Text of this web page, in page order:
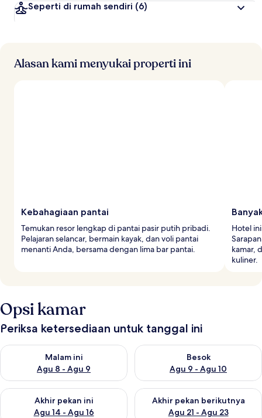
Seperti di rumah sendiri (6)
Alasan kami menyukai properti ini
Kebahagiaan pantai
Temukan resor lengkap di pantai pasir putih pribadi.
Pelajaran selancar, bermain kayak, dan voli pantai
menanti Anda, bersama dengan lima bar pantai.
Hotel
kamar,
kuliner.
Opsi kamar
Periksa ketersediaan untuk tanggal ini
Malam ini
Agu 8 - Agu 9
Periksa ketersediaan untuk malam ini Agu 8 - Agu 9
Besok
Agu 9 - Agu 10
Periksa ketersediaan untuk
Akhir pekan ini
Agu 14 - Agu 16
Periksa ketersediaan untuk akhir pekan ini Agu 14 - Agu 16
Akhir pekan berikutnya
Agu 21 - Agu 23
Periksa ketersediaan untuk